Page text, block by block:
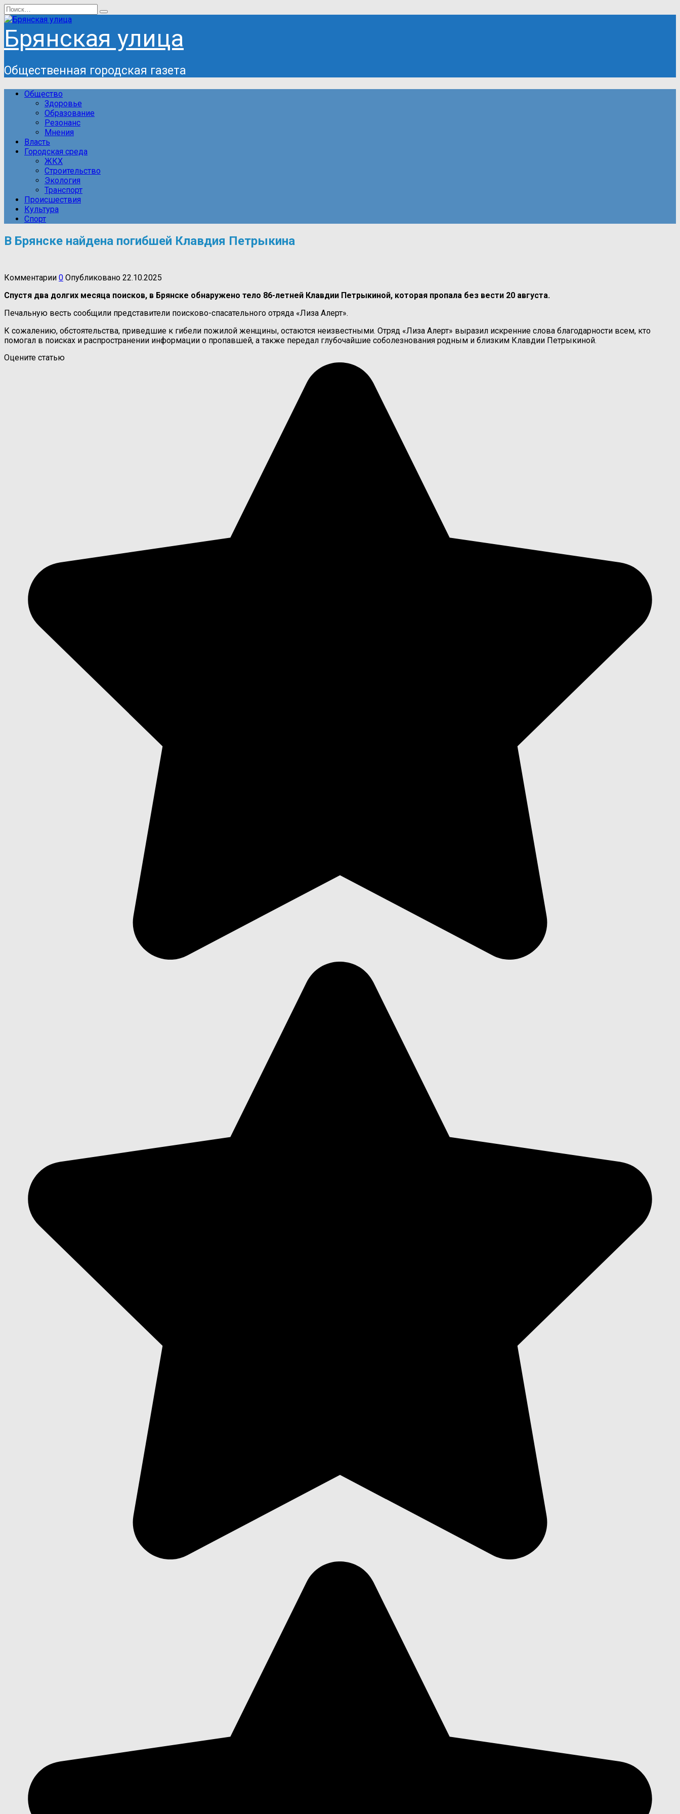
Перейти
к
содержанию
Search
for:
Брянская улица
Общественная городская газета
Общество
Здоровье
Образование
Резонанс
Мнения
Власть
Городская среда
ЖКХ
Строительство
Экология
Транспорт
Происшествия
Культура
Спорт
В Брянске найдена погибшей Клавдия Петрыкина
Комментарии 0 Опубликовано 22.10.2025
Спустя два долгих месяца поисков, в Брянске обнаружено тело 86-летней Клавдии Петрыкиной, которая пропала без вести 20 августа.
Печальную весть сообщили представители поисково-спасательного отряда «Лиза Алерт».
К сожалению, обстоятельства, приведшие к гибели пожилой женщины, остаются неизвестными. Отряд «Лиза Алерт» выразил искренние слова благодарности всем, кто
помогал в поисках и распространении информации о пропавшей, а также передал глубочайшие соболезнования родным и близким Клавдии Петрыкиной.
Оцените статью